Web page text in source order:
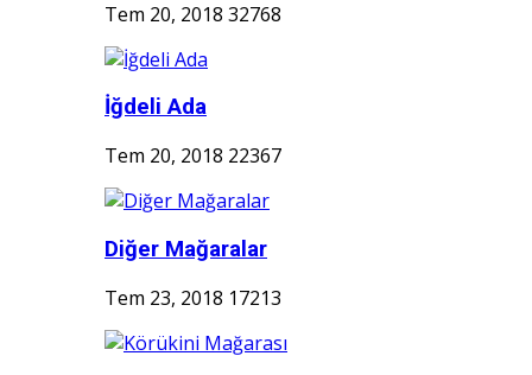
Tem 20, 2018 32768
İğdeli Ada
Tem 20, 2018 22367
Diğer Mağaralar
Tem 23, 2018 17213